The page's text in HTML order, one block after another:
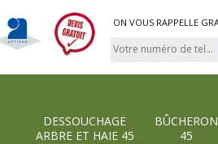
ON VOUS RAPPELLE
DESSOUCHAGE
ARBRE ET HAIE 45
BÛCHERON
45